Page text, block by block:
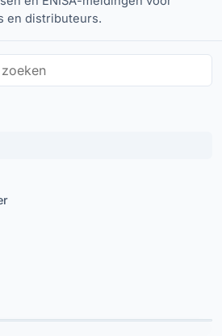
en distributeurs.